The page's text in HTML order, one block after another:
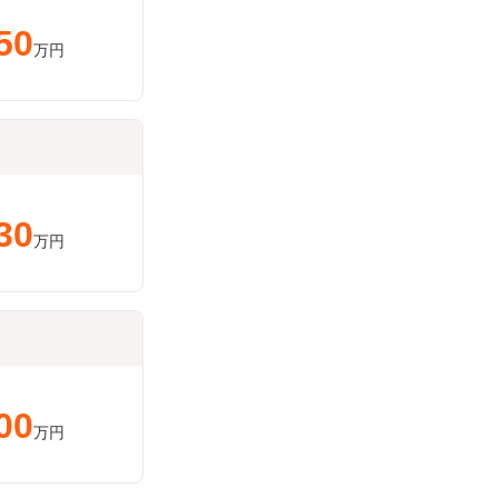
万円
万円
万円